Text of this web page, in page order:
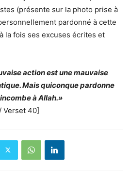
(présente sur la photo prise à
pardonné à cette
la fois ses excuses écrites et
action est une mauvaise
Mais quiconque pardonne
à Allah.»
Verset 40]